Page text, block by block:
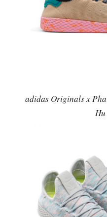
adidas Originals x
Hu